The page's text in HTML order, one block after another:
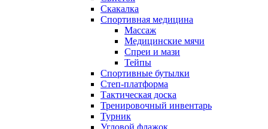
Скакалка
Спортивная медицина
Массаж
Медицинские мячи
Спреи и мази
Тейпы
Спортивные бутылки
Степ-платформа
Тактическая доска
Тренировочный инвентарь
Турник